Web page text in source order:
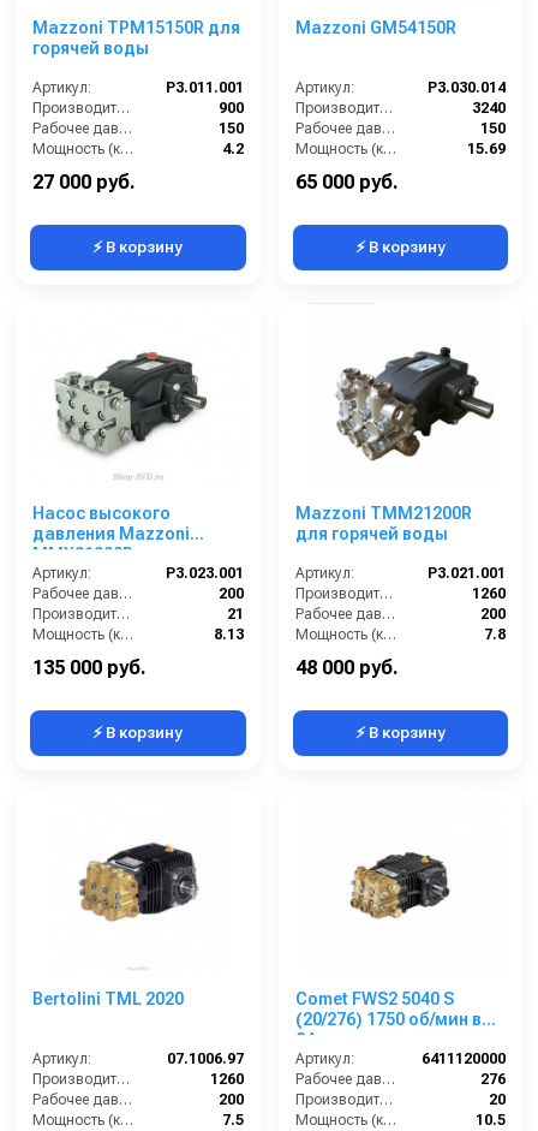
Mazzoni TPM15150R для
горячей воды
Артикул:
P3.011.001
Производительность (л/ч):
900
Рабочее давление (бар):
150
Мощность (кВт):
4.2
27 000 руб.
⚡ В корзину
Mazzoni GM54150R
Артикул:
P3.030.014
Производительность (л/ч):
3240
Рабочее давление (бар):
150
Мощность (кВт):
15.69
65 000 руб.
⚡ В корзину
Насос высокого
давления Mazzoni
MMX21200R
Артикул:
P3.023.001
Рабочее давление (бар):
200
Производительность (л/мин):
21
Мощность (кВт):
8.13
135 000 руб.
⚡ В корзину
Mazzoni TMM21200R
для горячей воды
Артикул:
P3.021.001
Производительность (л/ч):
1260
Рабочее давление (бар):
200
Мощность (кВт):
7.8
48 000 руб.
⚡ В корзину
Bertolini TML 2020
Артикул:
07.1006.97
Производительность (л/ч):
1260
Рабочее давление (бар):
200
Мощность (кВт):
7.5
Comet FWS2 5040 S
(20/276) 1750 об/мин вал
24мм
Артикул:
6411120000
Рабочее давление (бар):
276
Производительность (л/мин):
20
Мощность (кВт):
10.5